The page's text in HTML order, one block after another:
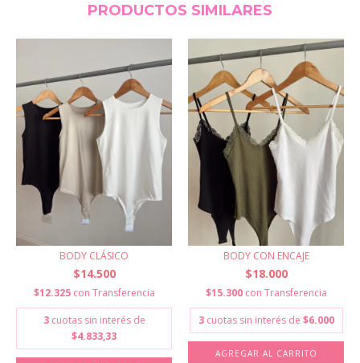
PRODUCTOS SIMILARES
BODY CLÁSICO
$14.500
$12.325 con Transferencia
3 cuotas sin interés de
$4.833,33
BODY CON ENCAJE
$18.000
$15.300 con Transferencia
3 cuotas sin interés de $6.000
AGREGAR AL CARRITO